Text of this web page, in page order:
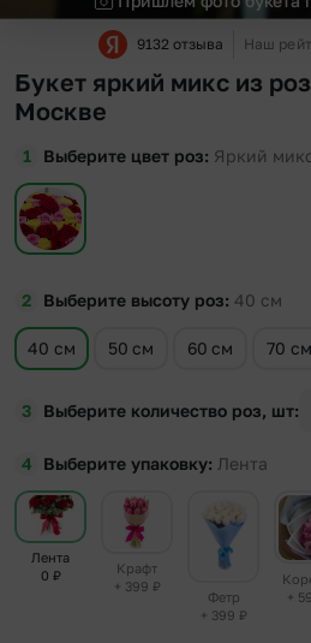
9132 отзыва Наш
Букет яркий микс из
Москве
Выберите цвет роз Яркий
Выберите высоту роз 40 см
40 см 50 см 60 см 70 см
Выберите количество роз, шт
Выберите упаковку Лента
Лента
0 ₽
Крафт
+ 399 ₽
Фетр
+ 399 ₽
+